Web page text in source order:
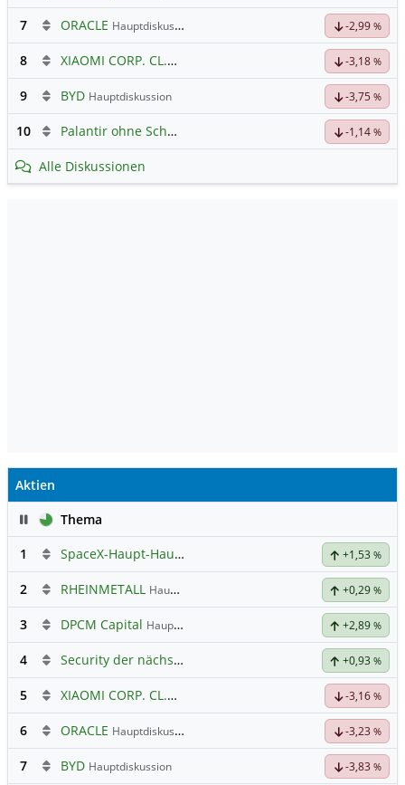
7 ORACLE Hauptdiskussion -2,99 %
8 XIAOMI CORP. CL.B -3,18 %
9 BYD Hauptdiskussion -3,75 %
10 Palantir ohne Schnickschnack -1,14 %
Alle Diskussionen
Aktien
PauseThema
1
SpaceX-Haupt-Hauptforum +1,53 %
2 RHEINMETALL Hauptdiskussion +0,29 %
3 DPCM Capital Hauptdiskussion +2,89 %
4 Security der nächsten Generation +0,93 %
5 XIAOMI CORP. CL.B -3,16 %
6 ORACLE Hauptdiskussion -3,23 %
7 BYD Hauptdiskussion -3,83 %